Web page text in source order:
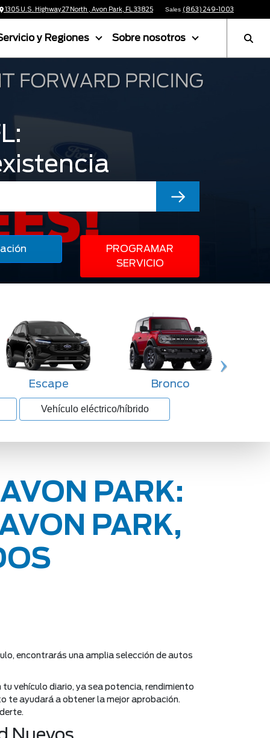
1305 U.S. Highway 27 North , Avon Park, FL 33825 Sales (863) 249-1003
y Regiones Sobre nosotros
PROGRAMAR
SERVICIO
Escape Bronco
Vehículo eléctrico/híbrido
PARK:
PARK,
encontrarás una amplia selección de autos
vehículo diario, ya sea potencia, rendimiento
te ayudará a obtener la mejor aprobación.